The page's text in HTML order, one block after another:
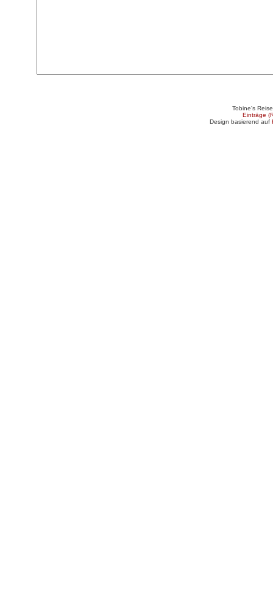
Tobine's
Einträge
Design basierend auf